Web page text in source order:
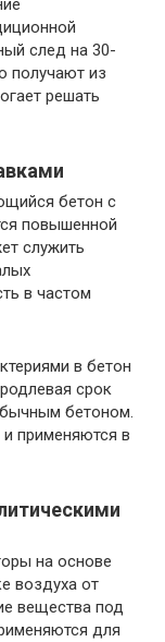
след на 30-
получают из
решать
бетон с
повышенной
служить
в частом
в бетон
срок
бетоном.
и применяются в
на основе
воздуха от
вещества под
для